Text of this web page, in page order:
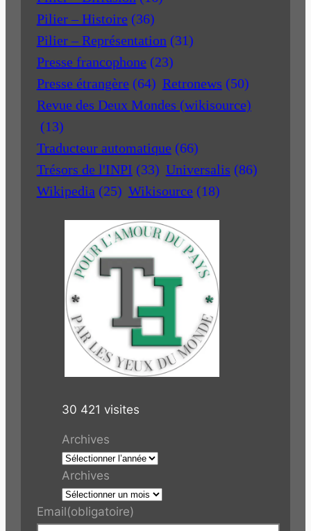
Pilier – Histoire (36)
Pilier – Représentation (31)
Presse francophone (23)
Presse étrangère (64) Retronews (50)
Revue des Deux Mondes (wikisource)
(13)
Traducteur automatique (66)
Trésors de l'INPI (33) Universalis (86)
Wikipedia (25) Wikisource (18)
30 421 visites
Archives
Archives
Email(obligatoire)